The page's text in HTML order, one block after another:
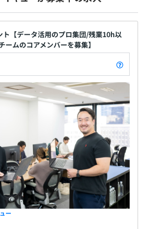
ングチーム
30代男性
：30代男性1名
：40代男性
責任者：40代男性
メンバー：30代男性1名
4月支給）
1回
保険・厚生年金加入・雇用保険・労災
更はありません）
ト【データ活用のプロ集団/残業10h以
ームのコアメンバーを募集】
ー